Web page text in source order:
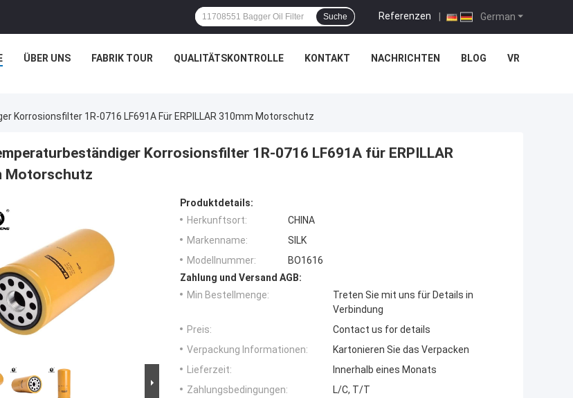
German
Referenzen |
Suche
ÜBER UNS FABRIK TOUR QUALITÄTSKONTROLLE KONTAKT NACHRICHTEN BLOG VR
Korrosionsfilter 1R-0716 LF691A Für ERPILLAR 310mm Motorschutz
Korrosionsfilter 1R-0716 LF691A für ERPILLAR
Motorschutz
Produktdetails:
Herkunftsort:
CHINA
Markenname:
SILK
Modellnummer:
BO1616
Zahlung und Versand AGB:
Min Bestellmenge:
Treten Sie mit uns für Details in
Verbindung
Preis:
Contact us for details
Verpackung Informationen:
Kartonieren Sie das Verpacken
Lieferzeit:
Innerhalb eines Monats
Zahlungsbedingungen:
L/C, T/T